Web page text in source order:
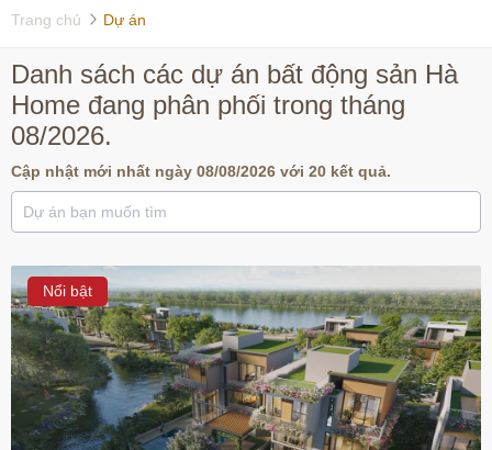
Trang chủ Dự án
Danh sách các dự án bất động sản Hà
Home đang phân phối trong tháng
08/2026.
Cập nhật mới nhất ngày 08/08/2026 với 20 kết quả.
Nổi bật